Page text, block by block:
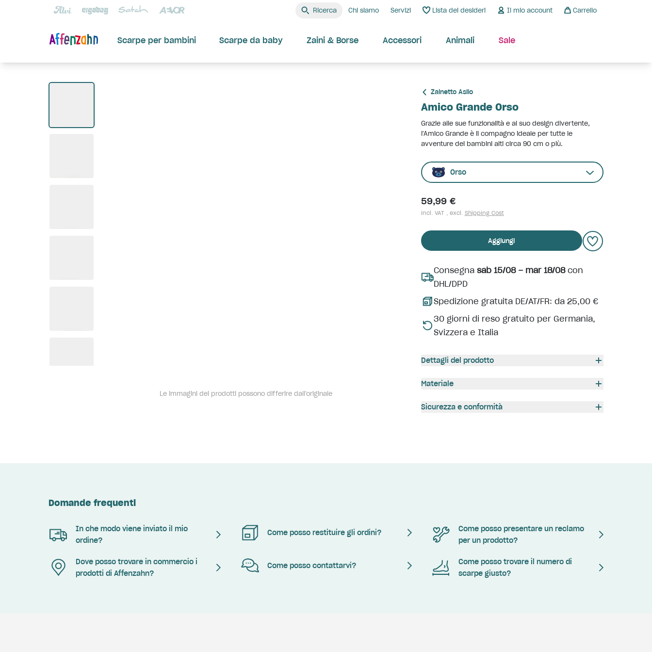
Ricerca Chi siamo Servizi Lista dei desideri Il mio account Carrello
Scarpe per bambini Scarpe da baby Zaini & Borse Accessori Animali Sale
Le immagini dei prodotti possono differire dall'originale
Zainetto Asilo
Amico Grande Orso
Grazie alle sue funzionalità e al suo design divertente,
l'Amico Grande è il compagno ideale per tutte le
avventure dei bambini alti circa 90 cm o più.
Orso
59,99 €
incl. VAT , excl. Shipping Cost
Aggiungi
Consegna sab 15/08 – mar 18/08con
DHL/DPD
Spedizione gratuita DE/AT/FR: da 25,00 €
30 giorni di reso gratuito per Germania,
Svizzera e Italia
Dettagli del prodotto
Materiale
Sicurezza e conformità
Domande frequenti
In che modo viene inviato il mio
ordine?
Come posso restituire gli ordini?
Come posso presentare un reclamo
per un prodotto?
Dove posso trovare in commercio i
prodotti di Affenzahn?
Come posso contattarvi?
Come posso trovare il numero di
scarpe giusto?